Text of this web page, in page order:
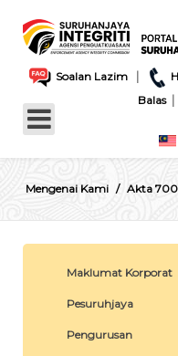
Soalan Lazim |
Balas|
Mengenai Kami Akta 700
Maklumat Korporat
Pesuruhjaya
Pengurusan